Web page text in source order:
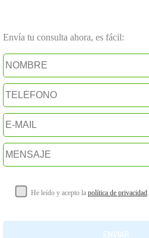
Envía tu consulta ahora, es fácil:
He leído y acepto la política de privacidad.